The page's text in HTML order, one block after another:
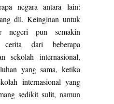
negara antara lain:
dll. Keinginan untuk
pun semakin
cerita dari beberapa
sekolah internasional,
yang sama, ketika
internasional yang
sedikit sulit, namun